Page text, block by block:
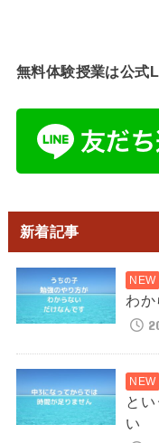
無料体験授業は公式
新着記事
わか
と
い